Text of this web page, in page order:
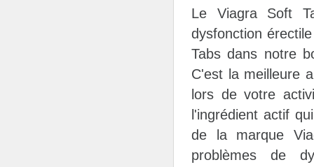
Le Viagra Soft
dysfonction
Tabs dans notre
C'est la meilleure
lors de votre
l'ingrédient actif
de la marque
problèmes de